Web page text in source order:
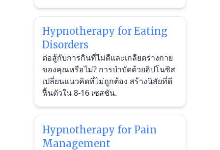
Hypnotherapy for Eating
Disorders
ต่อสู้กับการกินที่ไม่ดีและเกลียดร่างกาย
ของคุณหรือไม่? การบำบัดด้วยฮิปโนซิส
เปลี่ยนแนวคิดที่ไม่ถูกต้อง สร้างนิสัยที่ดี
ฟื้นตัวใน 8-16 เซสชัน.
Hypnotherapy for Pain
Management